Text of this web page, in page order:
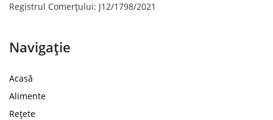
Registrul Comerțului: J12/1798/2021
Navigație
Acasă
Alimente
Rețete